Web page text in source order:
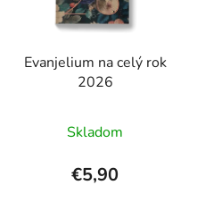
Evanjelium na celý rok
2026
Skladom
€5,90